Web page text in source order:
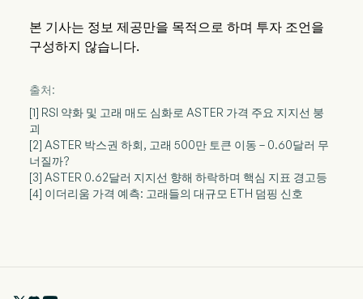
본 기사는 정보 제공만을 목적으로 하며 투자 조언을
구성하지 않습니다.
출처:
[1] RSI 약화 및 고래 매도 심화로 ASTER 가격 주요 지지선 붕
괴
[2] ASTER 박스권 하회, 고래 500만 토큰 이동 – 0.60달러 무
너질까?
[3] ASTER 0.62달러 지지선 향해 하락하며 핵심 지표 경고등
[4] 이더리움 가격 예측: 고래들의 대규모 ETH 덤핑 신호